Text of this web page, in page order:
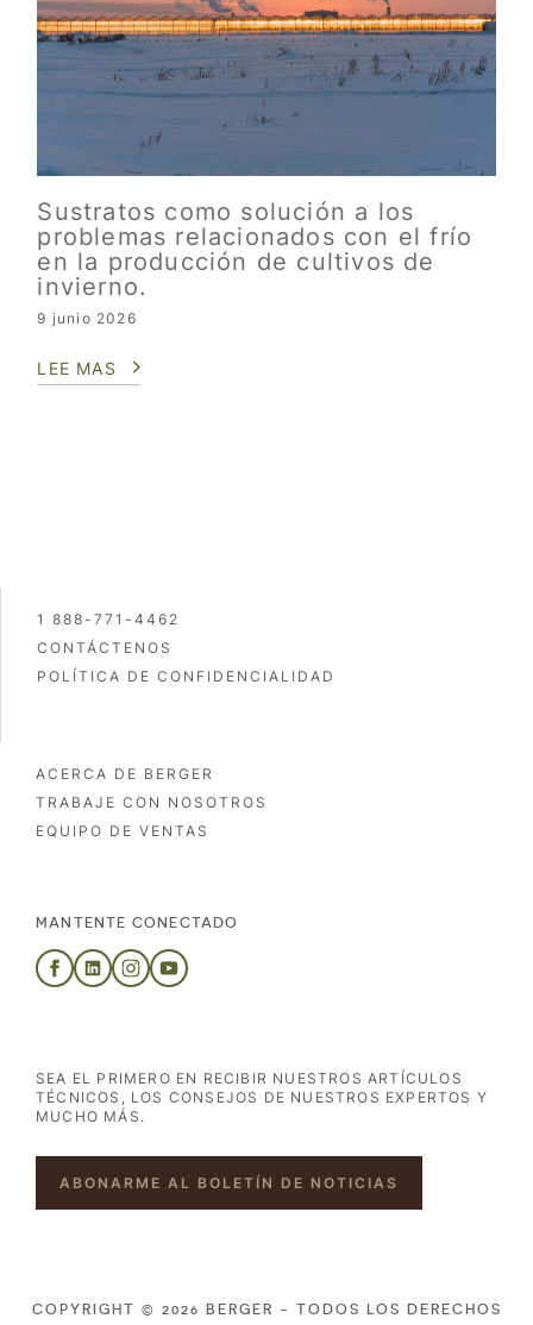
Sustratos como solución a los
problemas relacionados con el frío
en la producción de cultivos de
invierno.
9 junio 2026
LEE MAS
1 888-771-4462
CONTÁCTENOS
POLÍTICA DE CONFIDENCIALIDAD
ACERCA DE BERGER
TRABAJE CON NOSOTROS
EQUIPO DE VENTAS
MANTENTE CONECTADO
SEA EL PRIMERO EN RECIBIR NUESTROS ARTÍCULOS
TÉCNICOS, LOS CONSEJOS DE NUESTROS EXPERTOS Y
MUCHO MÁS.
ABONARME AL BOLETÍN DE NOTICIAS
COPYRIGHT © 2026 BERGER - TODOS LOS DERECHOS